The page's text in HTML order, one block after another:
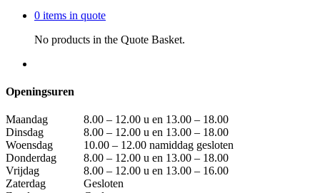
0 items in quote
No products in the Quote Basket.
Openingsuren
Maandag
8.00 – 12.00 u en 13.00 – 18.00
Dinsdag
8.00 – 12.00 u en 13.00 – 18.00
Woensdag
10.00 – 12.00 namiddag gesloten
Donderdag
8.00 – 12.00 u en 13.00 – 18.00
Vrijdag
8.00 – 12.00 u en 13.00 – 16.00
Zaterdag
Gesloten